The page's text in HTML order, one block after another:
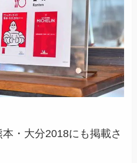
・大分2018にも掲載さ